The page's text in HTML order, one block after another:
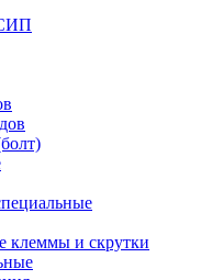
клеммы и скрутки